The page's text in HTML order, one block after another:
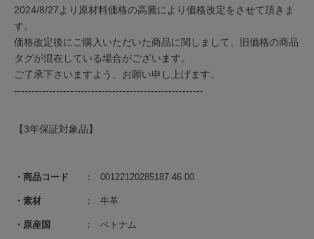
商品コード 00122120285187 46 00
素材 牛革
原産国 ベトナム
2024/8/27より原材料価格の高騰により価格改定をさせて頂きま
す。
価格改定後にご購入いただいた商品に関しまして、旧価格の商品
タグが混在している場合がございます。
ご了承下さいますよう、お願い申し上げます。
------------------------------------------------------
【3年保証対象品】